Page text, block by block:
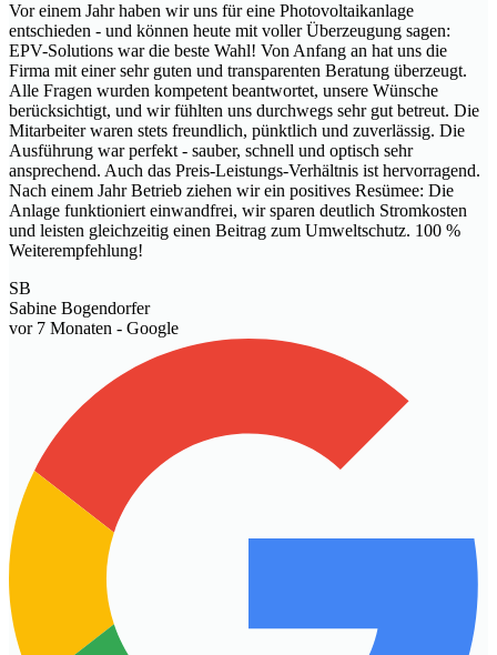
Vor einem Jahr haben wir uns für eine Photovoltaikanlage
entschieden - und können heute mit voller Überzeugung sagen:
EPV-Solutions war die beste Wahl! Von Anfang an hat uns die
Firma mit einer sehr guten und transparenten Beratung überzeugt.
Alle Fragen wurden kompetent beantwortet, unsere Wünsche
berücksichtigt, und wir fühlten uns durchwegs sehr gut betreut. Die
Mitarbeiter waren stets freundlich, pünktlich und zuverlässig. Die
Ausführung war perfekt - sauber, schnell und optisch sehr
ansprechend. Auch das Preis-Leistungs-Verhältnis ist hervorragend.
Nach einem Jahr Betrieb ziehen wir ein positives Resümee: Die
Anlage funktioniert einwandfrei, wir sparen deutlich Stromkosten
und leisten gleichzeitig einen Beitrag zum Umweltschutz. 100 %
Weiterempfehlung!
SB
Sabine Bogendorfer
vor 7 Monaten - Google